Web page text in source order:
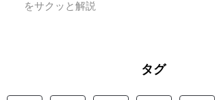
をサクッと解説
タグ